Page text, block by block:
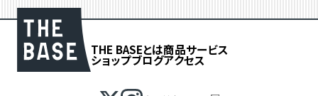
THE BASEとは商品サービス
ショップブログアクセス